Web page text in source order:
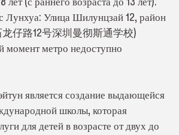
Лунхуа: Улица Шилунцзай 12, район
仔路12号深圳曼彻斯通学校)
метро недоступно
является создание выдающейся
школы, которая
для детей в возрасте от двух до